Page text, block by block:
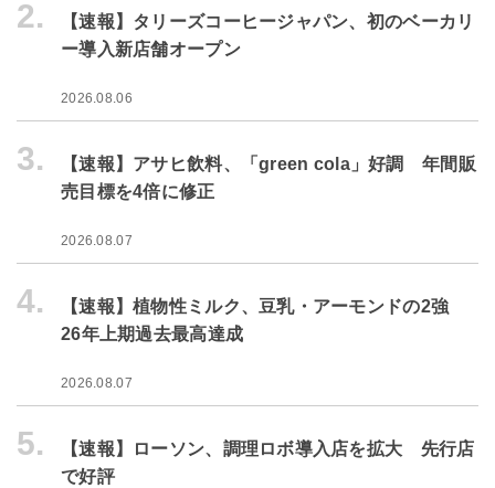
2.
【速報】タリーズコーヒージャパン、初のベーカリ
ー導入新店舗オープン
2026.08.06
3.
【速報】アサヒ飲料、「green cola」好調 年間販
売目標を4倍に修正
2026.08.07
4.
【速報】植物性ミルク、豆乳・アーモンドの2強
26年上期過去最高達成
2026.08.07
5.
【速報】ローソン、調理ロボ導入店を拡大 先行店
で好評